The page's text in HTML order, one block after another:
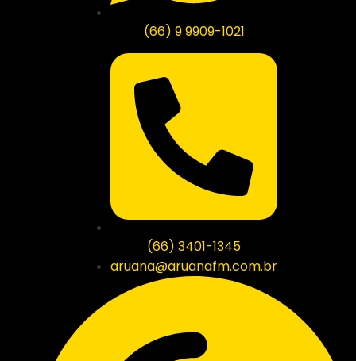
(66) 9 9909-1021
(66) 3401-1345
aruana@aruanafm.com.br